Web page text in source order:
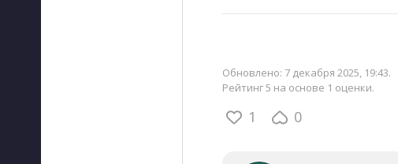
Обновлено: 7 декабря 2025, 19:43.
Рейтинг 5 на основе 1 оценки.
1 0